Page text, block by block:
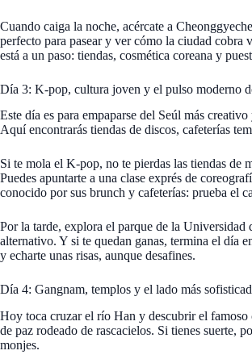
Cuando caiga la noche, acércate a
perfecto para pasear y ver cómo la ciudad
está a un paso: tiendas, cosmética coreana y
Día 3: K-pop, cultura joven y el pulso moderno
Este día es para empaparse del Seúl más
Aquí encontrarás tiendas de discos, cafeterías
Si te mola el K-pop, no te pierdas las tiendas de
Puedes apuntarte a una clase exprés de
conocido por sus brunch y cafeterías: prueba el
Por la tarde, explora el parque de la
alternativo. Y si te quedan ganas, termina el día
y echarte unas risas, aunque desafines.
Día 4: Gangnam, templos y el lado más
Hoy toca cruzar el río Han y descubrir el
de paz rodeado de rascacielos. Si tienes suerte,
monjes.